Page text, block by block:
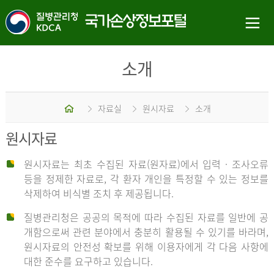
소개
홈 자료실 원시자료 소개
원시자료
원시자료는 최초 수집된 자료(원자료)에서 입력 · 조사오류
등을 정제한 자료로, 각 환자 개인을 특정할 수 있는 정보를
삭제하여 비식별 조치 후 제공됩니다.
질병관리청은 공공의 목적에 따라 수집된 자료를 일반에 공
개함으로써 관련 분야에서 충분히 활용될 수 있기를 바라며,
원시자료의 안전성 확보를 위해 이용자에게 각 다음 사항에
대한 준수를 요구하고 있습니다.